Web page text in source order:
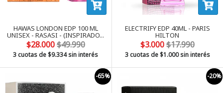
HAWAS LONDON EDP 100 ML
UNISEX - RASASI - (INSPIRADO...
$28.000$49.990
3 cuotas de$9.334sin interés
ELECTRIFY EDP 40ML - PARIS
HILTON
$3.000$17.990
3 cuotas de$1.000sin interés
-65% -20%